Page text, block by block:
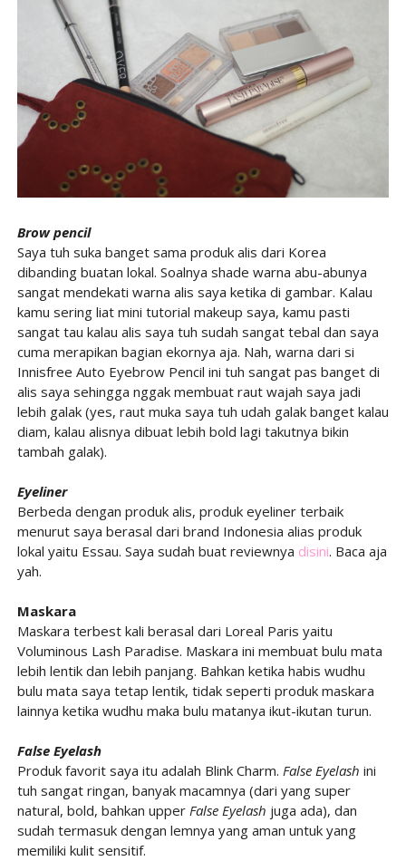
Brow pencil
Saya tuh suka banget sama produk alis dari Korea
dibanding buatan lokal. Soalnya shade warna abu-abunya
sangat mendekati warna alis saya ketika di gambar. Kalau
kamu sering liat mini tutorial makeup saya, kamu pasti
sangat tau kalau alis saya tuh sudah sangat tebal dan saya
cuma merapikan bagian ekornya aja. Nah, warna dari si
Innisfree Auto Eyebrow Pencil ini tuh sangat pas banget di
alis saya sehingga nggak membuat raut wajah saya jadi
lebih galak (yes, raut muka saya tuh udah galak banget kalau
diam, kalau alisnya dibuat lebih bold lagi takutnya bikin
tambah galak).
Eyeliner
Berbeda dengan produk alis, produk eyeliner terbaik
menurut saya berasal dari brand Indonesia alias produk
lokal yaitu Essau. Saya sudah buat reviewnya disini. Baca aja
yah.
Maskara
Maskara terbest kali berasal dari Loreal Paris yaitu
Voluminous Lash Paradise. Maskara ini membuat bulu mata
lebih lentik dan lebih panjang. Bahkan ketika habis wudhu
bulu mata saya tetap lentik, tidak seperti produk maskara
lainnya ketika wudhu maka bulu matanya ikut-ikutan turun.
False Eyelash
Produk favorit saya itu adalah Blink Charm. False Eyelash ini
tuh sangat ringan, banyak macamnya (dari yang super
natural, bold, bahkan upper False Eyelash juga ada), dan
sudah termasuk dengan lemnya yang aman untuk yang
memiliki kulit sensitif.